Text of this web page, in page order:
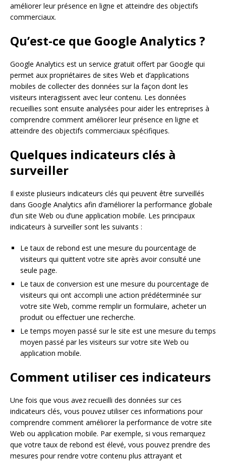
améliorer leur présence en ligne et atteindre des objectifs
commerciaux.
Qu’est-ce que Google Analytics ?
Google Analytics est un service gratuit offert par Google qui
permet aux propriétaires de sites Web et d’applications
mobiles de collecter des données sur la façon dont les
visiteurs interagissent avec leur contenu. Les données
recueillies sont ensuite analysées pour aider les entreprises à
comprendre comment améliorer leur présence en ligne et
atteindre des objectifs commerciaux spécifiques.
Quelques indicateurs clés à
surveiller
Il existe plusieurs indicateurs clés qui peuvent être surveillés
dans Google Analytics afin d’améliorer la performance globale
d’un site Web ou d’une application mobile. Les principaux
indicateurs à surveiller sont les suivants :
Le taux de rebond est une mesure du pourcentage de
visiteurs qui quittent votre site après avoir consulté une
seule page.
Le taux de conversion est une mesure du pourcentage de
visiteurs qui ont accompli une action prédéterminée sur
votre site Web, comme remplir un formulaire, acheter un
produit ou effectuer une recherche.
Le temps moyen passé sur le site est une mesure du temps
moyen passé par les visiteurs sur votre site Web ou
application mobile.
Comment utiliser ces indicateurs
Une fois que vous avez recueilli des données sur ces
indicateurs clés, vous pouvez utiliser ces informations pour
comprendre comment améliorer la performance de votre site
Web ou application mobile. Par exemple, si vous remarquez
que votre taux de rebond est élevé, vous pouvez prendre des
mesures pour rendre votre contenu plus attrayant et